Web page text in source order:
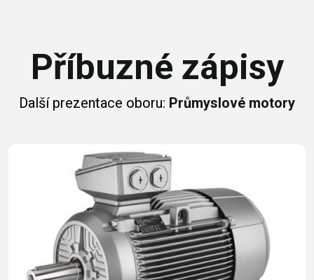
Příbuzné zápisy
Další prezentace oboru: Průmyslové motory